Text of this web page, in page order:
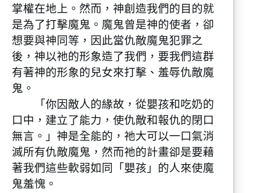
掌權在地上。然而，神創造我們的目的就
是為了打擊魔鬼。魔鬼曾是神的使者，卻
想要與神同等，因此當仇敵魔鬼犯罪之
後，神以祂的形象造了我們，要我們這群
有著神的形象的兒女來打擊、羞辱仇敵魔
鬼。
「你因敵人的緣故，從嬰孩和吃奶的
口中，建立了能力，使仇敵和報仇的閉口
無言。」神是全能的，祂大可以一口氣消
滅所有仇敵魔鬼，然而祂的計畫卻是要藉
著我們這些軟弱如同「嬰孩」的人來使魔
鬼羞愧。